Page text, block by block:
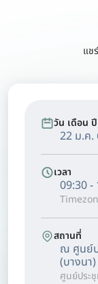
แช
วัน เดือน ปี
22 ม.ค.
เวลา
09:30 -
สถานที่
ณ ศูนย์ป
(บางนา)
ศูนย์ประ